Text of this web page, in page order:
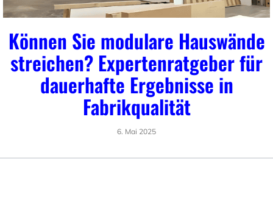
Können Sie modulare Hauswände
streichen? Expertenratgeber für
dauerhafte Ergebnisse in
Fabrikqualität
6. Mai 2025